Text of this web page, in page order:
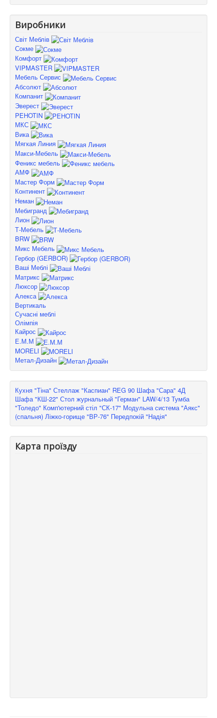
Виробники
Світ Меблів
Сокме
Комфорт
VIPMASTER
Мебель Сервис
Абсолют
Компанит
Эверест
PEHOTIN
МКС
Вика
Мягкая Линия
Макси-Мебель
Феникс мебель
АМФ
Мастер Форм
Континент
Неман
Мебигранд
Лион
Т-Мебель
BRW
Микс Мебель
Гербор (GERBOR)
Ваші Меблі
Матрикс
Люксор
Алекса
Вертикаль
Сучасні меблі
Олімпія
Кайрос
Е.М.М
MORELI
Метал-Дизайн
Кухня "Тіна" Стеллаж "Каспиан" REG 90 Шафа "Сара" 4Д
Шафа "КШ-22" Стол журнальный "Герман" LAW/4/13 Тумба
"Толедо" Комп'ютерний стіл "СК-17" Модульна система "Аякс"
(спальня) Ліжко-горище "ВР-76" Передпокій "Надія"
Карта проїзду